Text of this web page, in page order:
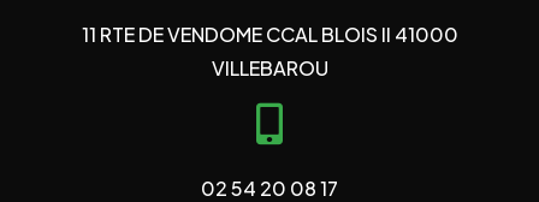
11 RTE DE VENDOME CCAL BLOIS II 41000
VILLEBAROU
02 54 20 08 17